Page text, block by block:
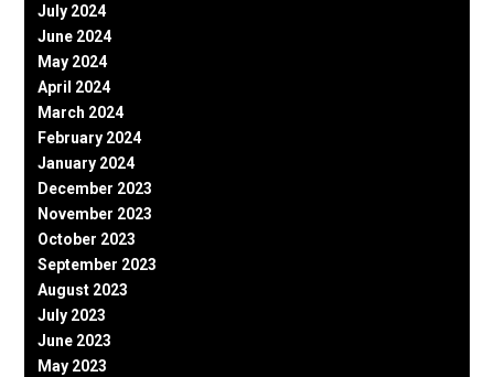
July 2024
June 2024
May 2024
April 2024
March 2024
February 2024
January 2024
December 2023
November 2023
October 2023
September 2023
August 2023
July 2023
June 2023
May 2023